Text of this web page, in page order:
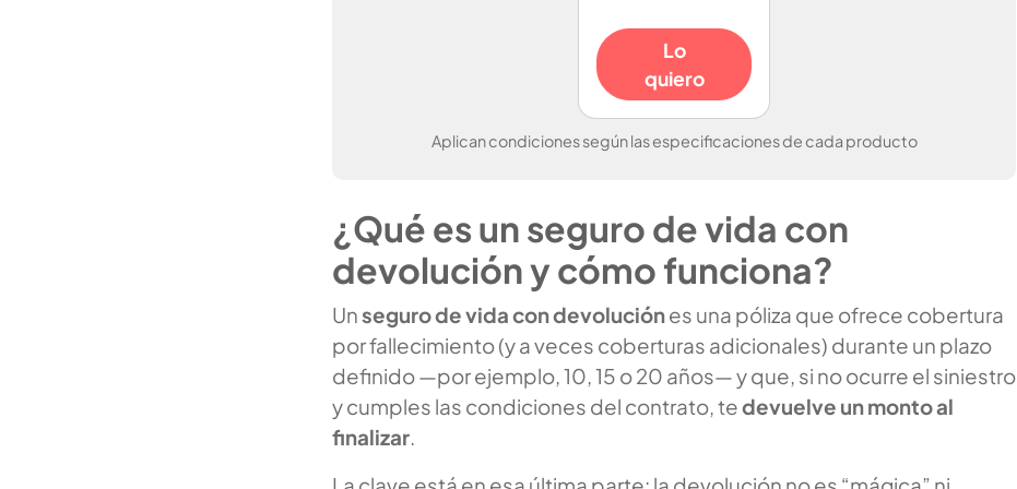
Lo
quiero
Aplican condiciones según las especificaciones de cada producto
¿Qué es un seguro de vida con
devolución y cómo funciona?
Unseguro de vida con devoluciónes una póliza que ofrece cobertura
por fallecimiento (y a veces coberturas adicionales) durante un plazo
definido —por ejemplo, 10, 15 o 20 años— y que, si no ocurre el siniestro
y cumples las condiciones del contrato, tedevuelve un monto al
finalizar.